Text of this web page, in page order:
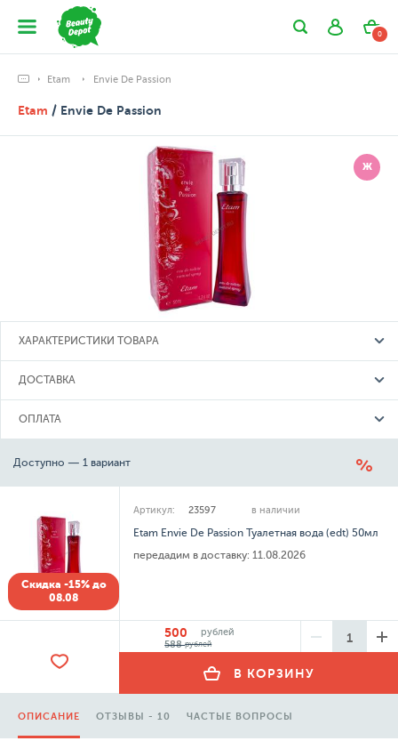
0
Etam Envie De Passion
Etam / Envie De Passion
Ж
ХАРАКТЕРИСТИКИ ТОВАРА
ДОСТАВКА
ОПЛАТА
Доступно — 1 вариант
Скидка -15% до
08.08
Артикул: 23597 в наличии
Etam Envie De Passion Туалетная вода (edt) 50мл
передадим в доставку: 11.08.2026
500
рублей
588рублей
В КОРЗИНУ
ОПИСАНИЕ ОТЗЫВЫ - 10 ЧАСТЫЕ ВОПРОСЫ